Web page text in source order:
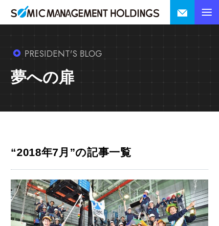
PRESIDENT'S BLOG
夢への扉
“2018年7月”の記事一覧